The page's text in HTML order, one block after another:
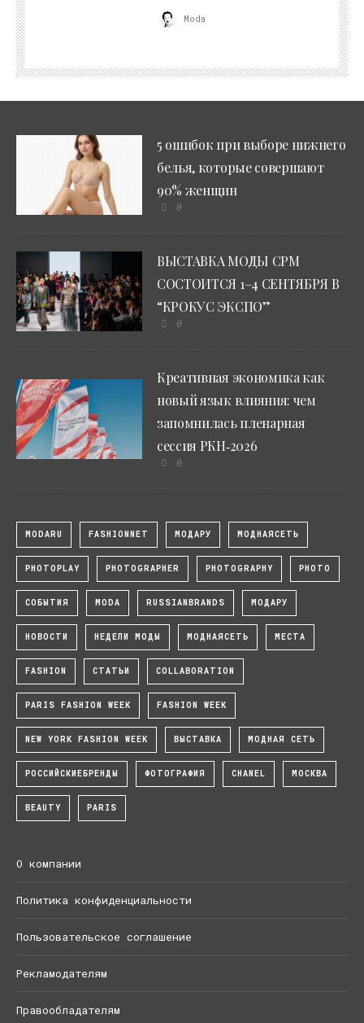
Moda
5 ошибок при выборе нижнего
белья, которые совершают
90% женщин
0
ВЫСТАВКА МОДЫ CPM
СОСТОИТСЯ 1–4 СЕНТЯБРЯ В
“КРОКУС ЭКСПО”
0
Креативная экономика как
новый язык влияния: чем
запомнилась пленарная
сессия РКН‑2026
0
MODARU FASHIONNET МОДАРУ МОДНАЯСЕТЬ
PHOTOPLAY PHOTOGRAPHER PHOTOGRAPHY PHOTO
СОБЫТИЯ MODA RUSSIANBRANDS МОДАРУ
НОВОСТИ НЕДЕЛИ МОДЫ МОДНАЯСЕТЬ МЕСТА
FASHION СТАТЬИ COLLABORATION
PARIS FASHION WEEK FASHION WEEK
NEW YORK FASHION WEEK ВЫСТАВКА МОДНАЯ СЕТЬ
РОССИЙСКИЕБРЕНДЫ ФОТОГРАФИЯ CHANEL МОСКВА
BEAUTY PARIS
О компании
Политика конфиденциальности
Пользовательское соглашение
Рекламодателям
Правообладателям